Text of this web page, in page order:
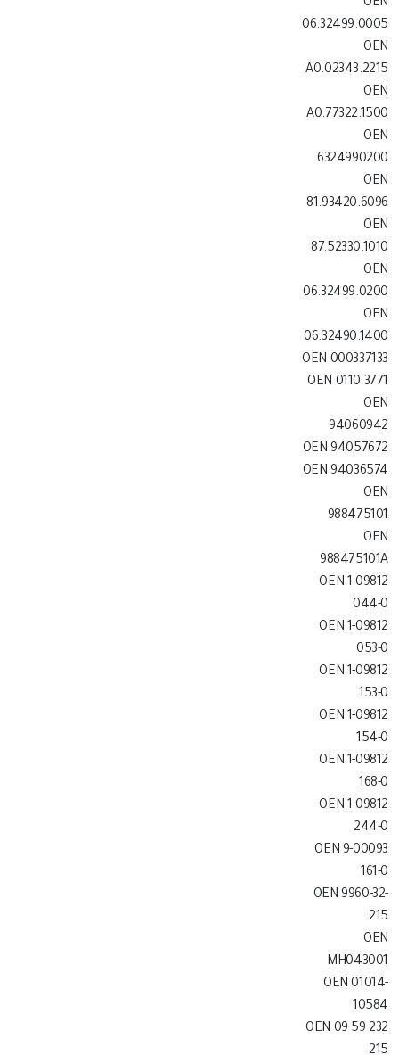
OEN
06.32499.0005
OEN
A0.02343.2215
OEN
A0.77322.1500
OEN
6324990200
OEN
81.93420.6096
OEN
87.52330.1010
OEN
06.32499.0200
OEN
06.32490.1400
OEN 000337133
OEN 0110 3771
OEN
94060942
OEN 94057672
OEN 94036574
OEN
988475101
OEN
988475101A
OEN 1-09812
044-0
OEN 1-09812
053-0
OEN 1-09812
153-0
OEN 1-09812
154-0
OEN 1-09812
168-0
OEN 1-09812
244-0
OEN 9-00093
161-0
OEN 9960-32-
215
OEN
MH043001
OEN 01014-
10584
OEN 09 59 232
215